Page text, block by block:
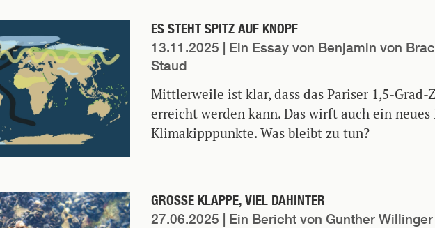
ES STEHT SPITZ AUF KNOPF
13.11.2025
| Ein Essay von Benjamin von
Staud
Mittlerweile ist klar, dass das Pariser 1,5-
erreicht werden kann. Das wirft auch ein
Klimakipppunkte. Was bleibt zu tun?
GROSSE KLAPPE, VIEL DAHINTER
27.06.2025 | Ein Bericht von Gunther Willinger